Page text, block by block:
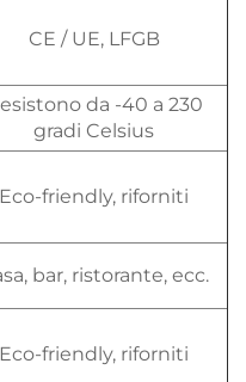
CE / UE, LFGB
da -40 a 230
gradi Celsius
Eco-friendly, riforniti
bar, ristorante, ecc.
Eco-friendly, riforniti